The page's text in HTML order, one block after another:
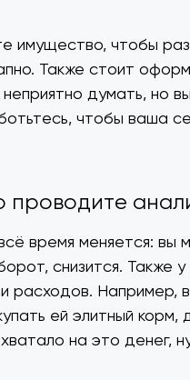
имущество, чтобы
Также стоит
думать, но
чтобы ваша
проводите
время меняется: вы
снизится. Также у
расходов. Например,
ей элитный корм,
на это денег,